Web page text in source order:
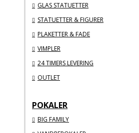
GLAS STATUETTER
STATUETTER & FIGURER
PLAKETTER & FADE
VIMPLER
24 TIMERS LEVERING
OUTLET
POKALER
BIG FAMILY